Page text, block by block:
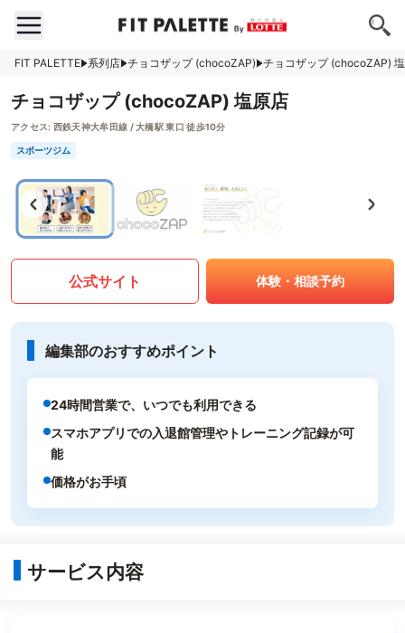
FIT PALETTE 系列店 チョコザップ (chocoZAP) チョコザップ (chocoZAP)
チョコザップ (chocoZAP) 塩原店
アクセス: 西鉄天神大牟田線 / 大橋駅 東口 徒歩10分
スポーツジム
公式サイト 体験・相談予約
編集部のおすすめポイント
24時間営業で、いつでも利用できる
スマホアプリでの入退館管理やトレーニング記録が可
能
価格がお手頃
サービス内容